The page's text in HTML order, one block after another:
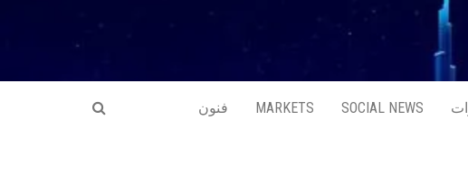
SOCIAL NEWS
MARKETS فنون